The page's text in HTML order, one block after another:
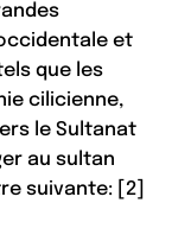
et
que les
cilicienne,
le Sultanat
au sultan
suivante: [2]